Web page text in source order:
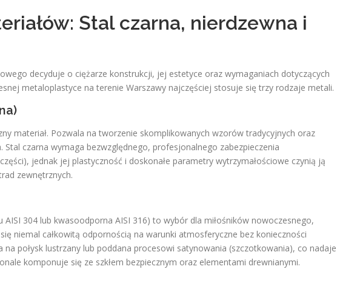
Stal czarna, nierdzewna i
decyduje o ciężarze konstrukcji, jej estetyce oraz wymaganiach dotyczących
metaloplastyce na terenie Warszawy najczęściej stosuje się trzy rodzaje metali.
materiał. Pozwala na tworzenie skomplikowanych wzorów tradycyjnych oraz
czarna wymaga bezwzględnego, profesjonalnego zabezpieczenia
jednak jej plastyczność i doskonałe parametry wytrzymałościowe czynią ją
zewnętrznych.
AISI 304 lub kwasoodporna AISI 316) to wybór dla miłośników nowoczesnego,
niemal całkowitą odpornością na warunki atmosferyczne bez konieczności
połysk lustrzany lub poddana procesowi satynowania (szczotkowania), co nadaje
komponuje się ze szkłem bezpiecznym oraz elementami drewnianymi.